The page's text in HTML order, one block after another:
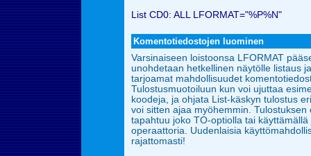
List CD0: ALL LFORMAT="%P%N"
Komentotiedostojen luominen
Varsinaiseen loistoonsa LFORMAT
unohdetaan hetkellinen näytölle listaus
tarjoamat mahdollisuudet
Tulostusmuotoiluun kun voi ujuttaa
koodeja, ja ohjata List-käskyn tulostus
voi sitten ajaa myöhemmin.
tapahtuu joko TO-optiolla tai
operaattoria. Uudenlaisia
rajattomasti!